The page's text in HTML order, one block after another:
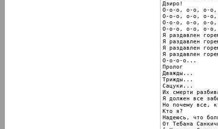
Дзиро!
О-о-о, о-о, о-
О-о-о, о-о, о-
О-о-о, о-о, о-
О-о-о, о-о, о-
Я раздавлен
Я раздавлен
Я раздавлен
Я раздавлен
О-о-о-о...
Пролог
Дважды...
Трижды...
Сацуки...
Их смерти
Я должен все
Но почему все,
Кто я?
Надеюсь, что
От Тебана